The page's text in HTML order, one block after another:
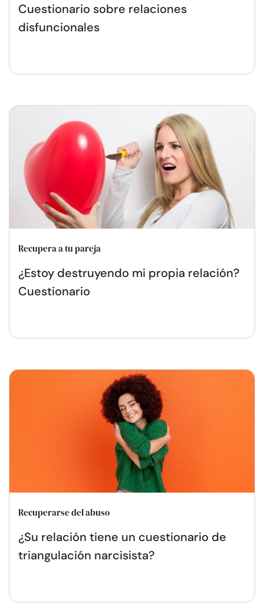
Cuestionario sobre relaciones
disfuncionales
Recupera a tu pareja
¿Estoy destruyendo mi propia relación?
Cuestionario
Recuperarse del abuso
¿Su relación tiene un cuestionario de
triangulación narcisista?